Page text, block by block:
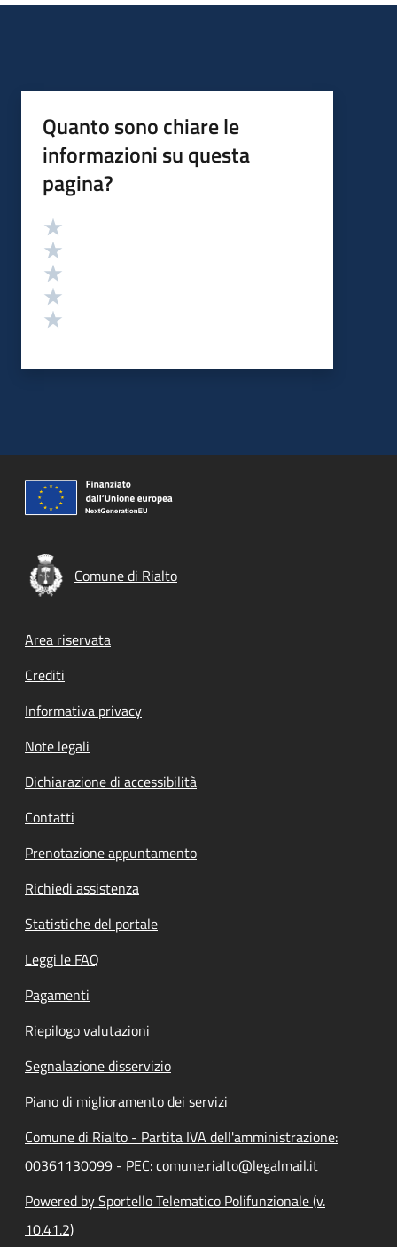
Quanto sono chiare le
informazioni su questa
pagina?
Valutazione
Comune di Rialto
Footer menu
Area riservata
Crediti
Informativa privacy
Note legali
Dichiarazione di accessibilità
Contatti
Prenotazione appuntamento
Richiedi assistenza
Statistiche del portale
Leggi le FAQ
Pagamenti
Riepilogo valutazioni
Segnalazione disservizio
Piano di miglioramento dei servizi
Comune di Rialto - Partita IVA dell'amministrazione:
00361130099 - PEC: comune.rialto@legalmail.it
Powered by Sportello Telematico Polifunzionale (v.
10.41.2)